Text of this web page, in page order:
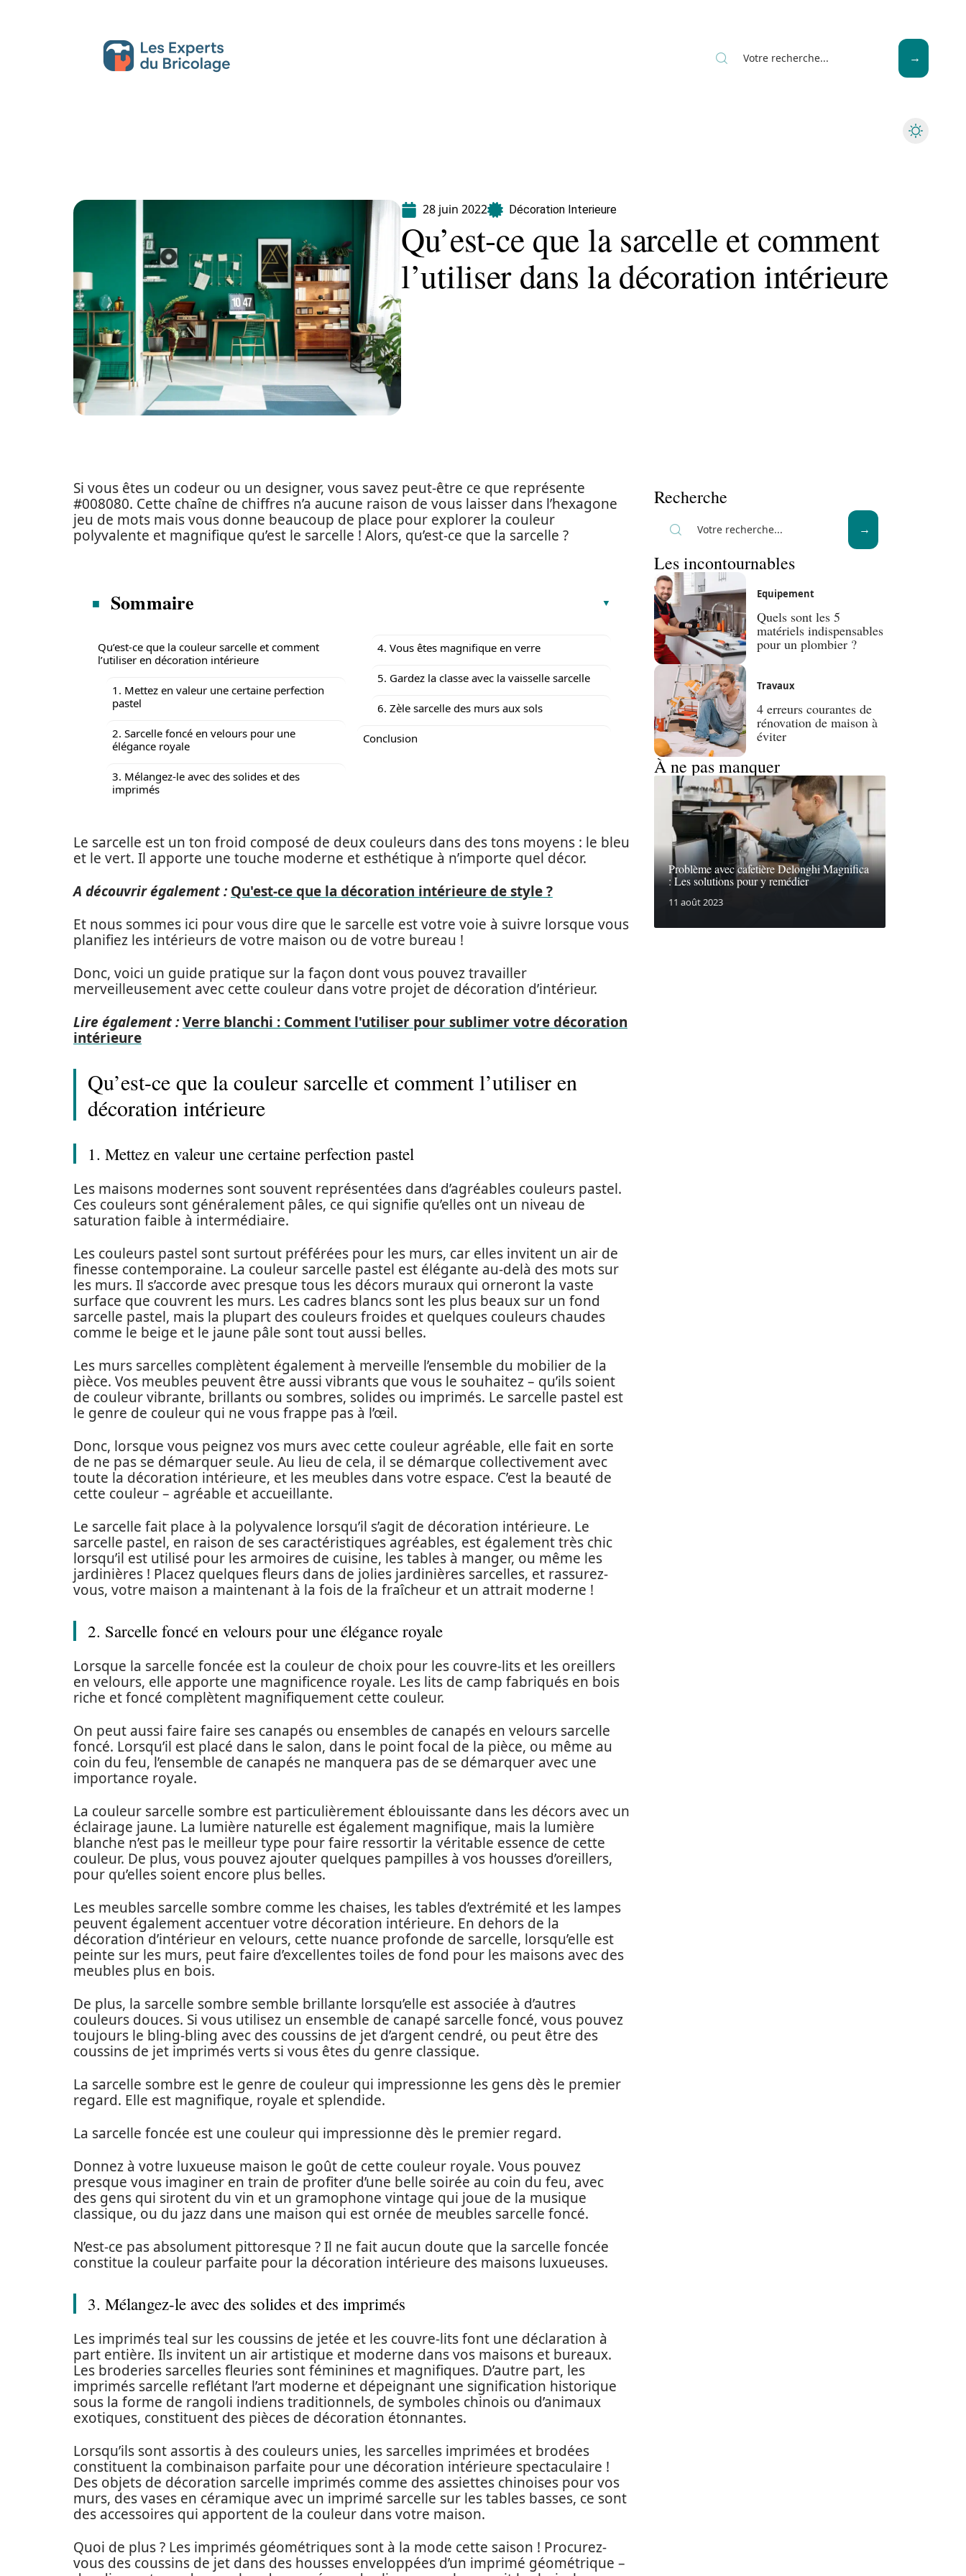
28 juin 2022 Décoration Interieure
Qu’est-ce que la sarcelle et comment
l’utiliser dans la décoration intérieure
Si vous êtes un codeur ou un designer, vous savez peut-être ce que représente
#008080. Cette chaîne de chiffres n’a aucune raison de vous laisser dans l’hexagone
jeu de mots mais vous donne beaucoup de place pour explorer la couleur
polyvalente et magnifique qu’est le sarcelle ! Alors, qu’est-ce que la sarcelle ?
Sommaire
Qu’est-ce que la couleur sarcelle et comment
l’utiliser en décoration intérieure
1. Mettez en valeur une certaine perfection
pastel
2. Sarcelle foncé en velours pour une
élégance royale
3. Mélangez-le avec des solides et des
imprimés
4. Vous êtes magnifique en verre
5. Gardez la classe avec la vaisselle sarcelle
6. Zèle sarcelle des murs aux sols
Conclusion
Le sarcelle est un ton froid composé de deux couleurs dans des tons moyens : le bleu
et le vert. Il apporte une touche moderne et esthétique à n’importe quel décor.
A découvrir également : Qu'est-ce que la décoration intérieure de style ?
Et nous sommes ici pour vous dire que le sarcelle est votre voie à suivre lorsque vous
planifiez les intérieurs de votre maison ou de votre bureau !
Donc, voici un guide pratique sur la façon dont vous pouvez travailler
merveilleusement avec cette couleur dans votre projet de décoration d’intérieur.
Lire également :Verre blanchi : Comment l'utiliser pour sublimer votre décoration
intérieure
Qu’est-ce que la couleur sarcelle et comment l’utiliser en
décoration intérieure
1. Mettez en valeur une certaine perfection pastel
Les maisons modernes sont souvent représentées dans d’agréables couleurs pastel.
Ces couleurs sont généralement pâles, ce qui signifie qu’elles ont un niveau de
saturation faible à intermédiaire.
Les couleurs pastel sont surtout préférées pour les murs, car elles invitent un air de
finesse contemporaine. La couleur sarcelle pastel est élégante au-delà des mots sur
les murs. Il s’accorde avec presque tous les décors muraux qui orneront la vaste
surface que couvrent les murs. Les cadres blancs sont les plus beaux sur un fond
sarcelle pastel, mais la plupart des couleurs froides et quelques couleurs chaudes
comme le beige et le jaune pâle sont tout aussi belles.
Les murs sarcelles complètent également à merveille l’ensemble du mobilier de la
pièce. Vos meubles peuvent être aussi vibrants que vous le souhaitez – qu’ils soient
de couleur vibrante, brillants ou sombres, solides ou imprimés. Le sarcelle pastel est
le genre de couleur qui ne vous frappe pas à l’œil.
Donc, lorsque vous peignez vos murs avec cette couleur agréable, elle fait en sorte
de ne pas se démarquer seule. Au lieu de cela, il se démarque collectivement avec
toute la décoration intérieure, et les meubles dans votre espace. C’est la beauté de
cette couleur – agréable et accueillante.
Le sarcelle fait place à la polyvalence lorsqu’il s’agit de décoration intérieure. Le
sarcelle pastel, en raison de ses caractéristiques agréables, est également très chic
lorsqu’il est utilisé pour les armoires de cuisine, les tables à manger, ou même les
jardinières ! Placez quelques fleurs dans de jolies jardinières sarcelles, et rassurez-
vous, votre maison a maintenant à la fois de la fraîcheur et un attrait moderne !
2. Sarcelle foncé en velours pour une élégance royale
Lorsque la sarcelle foncée est la couleur de choix pour les couvre-lits et les oreillers
en velours, elle apporte une magnificence royale. Les lits de camp fabriqués en bois
riche et foncé complètent magnifiquement cette couleur.
On peut aussi faire faire ses canapés ou ensembles de canapés en velours sarcelle
foncé. Lorsqu’il est placé dans le salon, dans le point focal de la pièce, ou même au
coin du feu, l’ensemble de canapés ne manquera pas de se démarquer avec une
importance royale.
La couleur sarcelle sombre est particulièrement éblouissante dans les décors avec un
éclairage jaune. La lumière naturelle est également magnifique, mais la lumière
blanche n’est pas le meilleur type pour faire ressortir la véritable essence de cette
couleur. De plus, vous pouvez ajouter quelques pampilles à vos housses d’oreillers,
pour qu’elles soient encore plus belles.
Les meubles sarcelle sombre comme les chaises, les tables d’extrémité et les lampes
peuvent également accentuer votre décoration intérieure. En dehors de la
décoration d’intérieur en velours, cette nuance profonde de sarcelle, lorsqu’elle est
peinte sur les murs, peut faire d’excellentes toiles de fond pour les maisons avec des
meubles plus en bois.
De plus, la sarcelle sombre semble brillante lorsqu’elle est associée à d’autres
couleurs douces. Si vous utilisez un ensemble de canapé sarcelle foncé, vous pouvez
toujours le bling-bling avec des coussins de jet d’argent cendré, ou peut être des
coussins de jet imprimés verts si vous êtes du genre classique.
La sarcelle sombre est le genre de couleur qui impressionne les gens dès le premier
regard. Elle est magnifique, royale et splendide.
La sarcelle foncée est une couleur qui impressionne dès le premier regard.
Donnez à votre luxueuse maison le goût de cette couleur royale. Vous pouvez
presque vous imaginer en train de profiter d’une belle soirée au coin du feu, avec
des gens qui sirotent du vin et un gramophone vintage qui joue de la musique
classique, ou du jazz dans une maison qui est ornée de meubles sarcelle foncé.
N’est-ce pas absolument pittoresque ? Il ne fait aucun doute que la sarcelle foncée
constitue la couleur parfaite pour la décoration intérieure des maisons luxueuses.
3. Mélangez-le avec des solides et des imprimés
Les imprimés teal sur les coussins de jetée et les couvre-lits font une déclaration à
part entière. Ils invitent un air artistique et moderne dans vos maisons et bureaux.
Les broderies sarcelles fleuries sont féminines et magnifiques. D’autre part, les
imprimés sarcelle reflétant l’art moderne et dépeignant une signification historique
sous la forme de rangoli indiens traditionnels, de symboles chinois ou d’animaux
exotiques, constituent des pièces de décoration étonnantes.
Lorsqu’ils sont assortis à des couleurs unies, les sarcelles imprimées et brodées
constituent la combinaison parfaite pour une décoration intérieure spectaculaire !
Des objets de décoration sarcelle imprimés comme des assiettes chinoises pour vos
murs, des vases en céramique avec un imprimé sarcelle sur les tables basses, ce sont
des accessoires qui apportent de la couleur dans votre maison.
Quoi de plus ? Les imprimés géométriques sont à la mode cette saison ! Procurez-
vous des coussins de jet dans des housses enveloppées d’un imprimé géométrique –
Recherche
Les incontournables
Equipement
Quels sont les 5
matériels indispensables
pour un plombier ?
Travaux
4 erreurs courantes de
rénovation de maison à
éviter
À ne pas manquer
Problème avec cafetière Delonghi Magnifica
: Les solutions pour y remédier
11 août 2023